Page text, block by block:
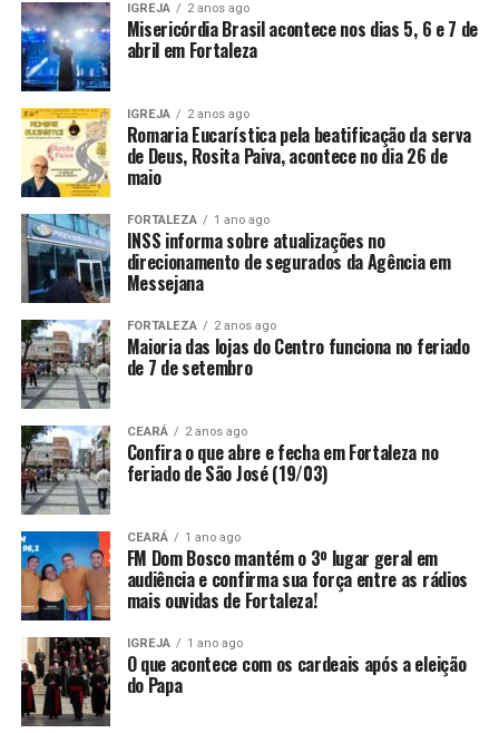
IGREJA 2 anos ago
Misericórdia Brasil acontece nos dias 5, 6 e 7 de
abril em Fortaleza
IGREJA 2 anos ago
Romaria Eucarística pela beatificação da serva
de Deus, Rosita Paiva, acontece no dia 26 de
maio
FORTALEZA 1 ano ago
INSS informa sobre atualizações no
direcionamento de segurados da Agência em
Messejana
FORTALEZA 2 anos ago
Maioria das lojas do Centro funciona no feriado
de 7 de setembro
CEARÁ 2 anos ago
Confira o que abre e fecha em Fortaleza no
feriado de São José (19/03)
CEARÁ 1 ano ago
FM Dom Bosco mantém o 3º lugar geral em
audiência e confirma sua força entre as rádios
mais ouvidas de Fortaleza!
IGREJA 1 ano ago
O que acontece com os cardeais após a eleição
do Papa